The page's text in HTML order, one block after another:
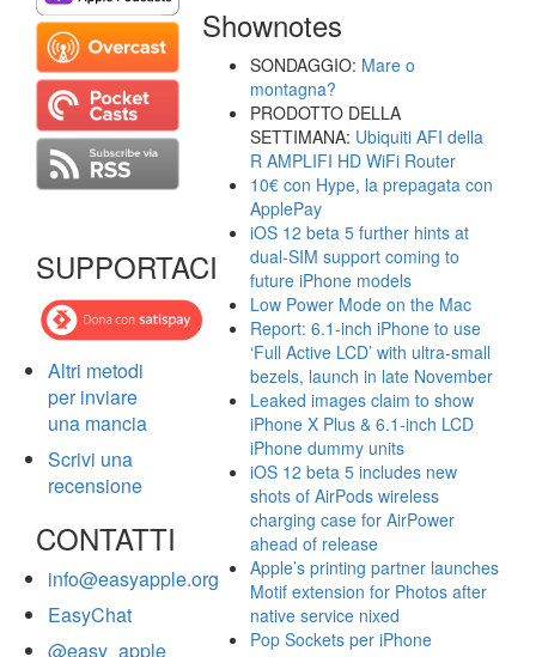
SUPPORTACI
Altri metodi
per inviare
una mancia
Scrivi una
recensione
CONTATTI
info@easyapple.org
EasyChat
@easy_apple
Shownotes
SONDAGGIO: Mare o
montagna?
PRODOTTO DELLA
SETTIMANA: Ubiquiti AFI della
R AMPLIFI HD WiFi Router
10€ con Hype, la prepagata con
ApplePay
iOS 12 beta 5 further hints at
dual-SIM support coming to
future iPhone models
Low Power Mode on the Mac
Report: 6.1-inch iPhone to use
‘Full Active LCD’ with ultra-small
bezels, launch in late November
Leaked images claim to show
iPhone X Plus & 6.1-inch LCD
iPhone dummy units
iOS 12 beta 5 includes new
shots of AirPods wireless
charging case for AirPower
ahead of release
Apple’s printing partner launches
Motif extension for Photos after
native service nixed
Pop Sockets per iPhone